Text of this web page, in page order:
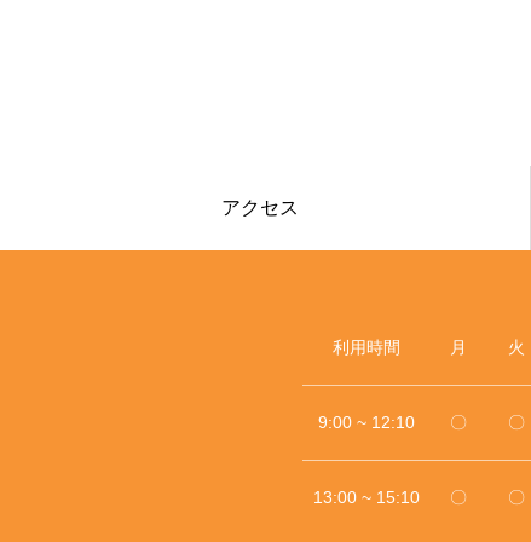
アクセス
利用時間 月 火
9:00 ~ 12:10 〇 〇
13:00 ~ 15:10 〇 〇